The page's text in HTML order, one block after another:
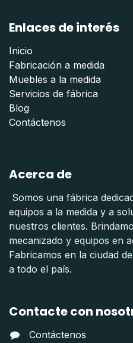
Enlaces de interés
Inicio
Fabricación a medida
Muebles a la medida
Servicios de fábrica
Blog
Contáctenos
Acerca de
Somos una fábrica
equipos a la medida y a
nuestros clientes.
mecanizado y equipos en
Fabricamos en la ciudad
a todo el país.
Contacte con
Contáctenos